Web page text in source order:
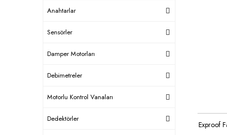
Anahtarlar
Sensörler
Damper Motorları
Debimetreler
Motorlu Kontrol Vanaları
Dedektörler
Exproof